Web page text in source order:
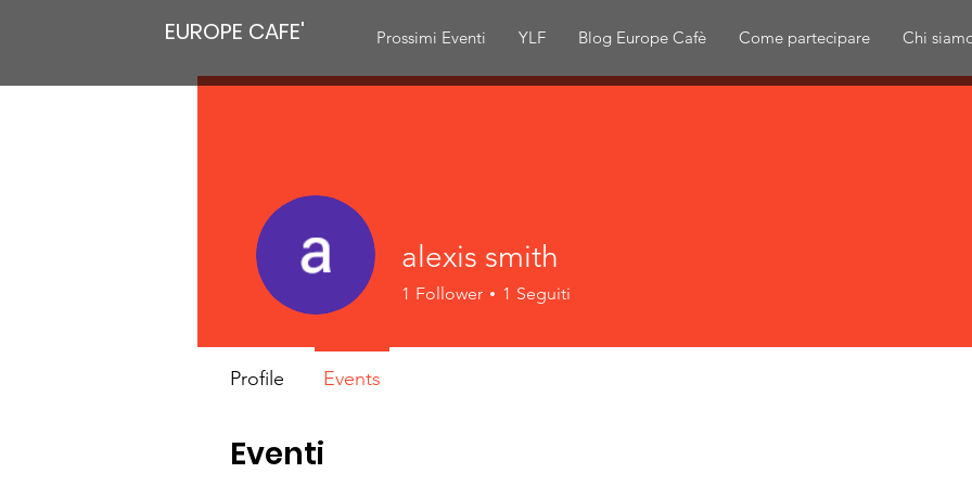
EUROPE CAFE' Prossimi Eventi YLF Blog Europe Cafè Come partecipare Chi
Eventi
alexis smith
1 Follower 1 Seguiti
Profile Events